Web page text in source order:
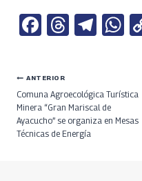
Fa
b
o
o
k
T
a
ds
Te
a
m
W
s
A
Navegación
de
entradas
ANTERIOR
Comuna Agroecológica Turística
Minera “Gran Mariscal de
Ayacucho” se organiza en Mesas
Técnicas de Energía